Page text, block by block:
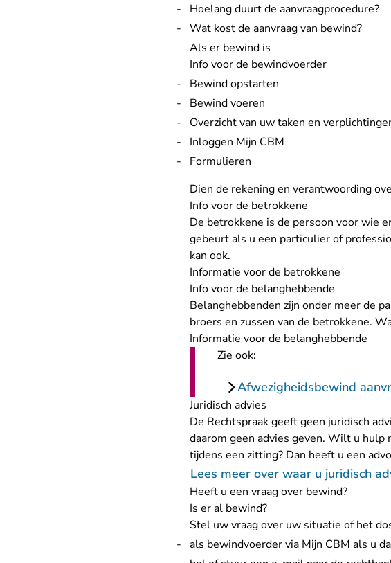
Hoelang duurt de aanvraagprocedure?
Wat kost de aanvraag van bewind?
Als er bewind is
Info voor de bewindvoerder
Bewind opstarten
Bewind voeren
Overzicht van uw taken en
Inloggen Mijn CBM
Formulieren
Dien de rekening en verantwoording
Info voor de betrokkene
De betrokkene is de persoon voor wie
gebeurt als u een particulier of
kan ook.
Informatie voor de betrokkene
Info voor de belanghebbende
Belanghebbenden zijn onder meer de
broers en zussen van de betrokkene.
Informatie voor de belanghebbende
Zie ook:
Afwezigheidsbewind
Juridisch advies
De Rechtspraak geeft geen juridisch
daarom geen advies geven. Wilt u
tijdens een zitting? Dan heeft u een
Lees meer over waar u juridisch
Heeft u een vraag over bewind?
Is er al bewind?
Stel uw vraag over uw situatie of het
als bewindvoerder via Mijn CBM als u